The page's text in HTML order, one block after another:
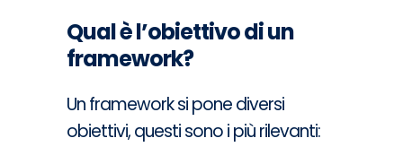
Qual è l’obiettivo di un
framework?
Un framework si pone diversi
obiettivi, questi sono i più rilevanti: